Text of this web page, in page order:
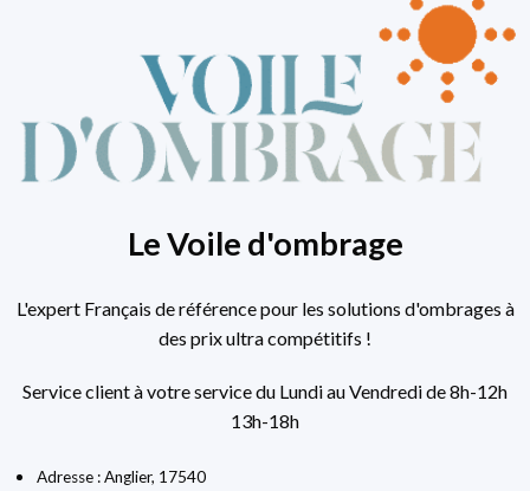
Le Voile d'ombrage
L'expert Français de référence pour les solutions d'ombrages à
des prix ultra compétitifs !
Service client à votre service du Lundi au Vendredi de 8h-12h
13h-18h
Adresse : Anglier, 17540